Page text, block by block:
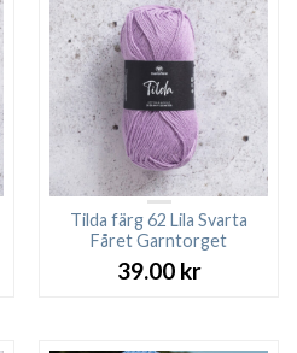
Tilda färg 62 Lila Svarta
Fåret Garntorget
39.00 kr